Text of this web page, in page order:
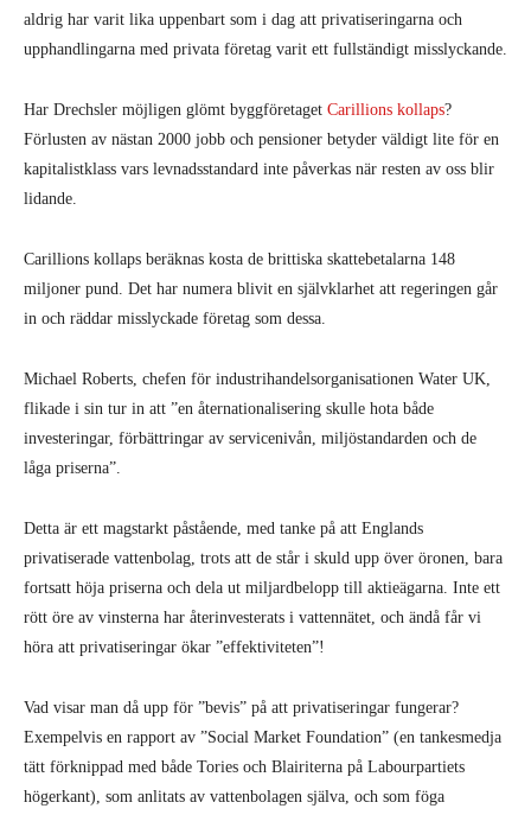
aldrig har varit lika uppenbart som i dag att privatiseringarna och
upphandlingarna med privata företag varit ett fullständigt misslyckande.
Har Drechsler möjligen glömt byggföretaget Carillions kollaps?
Förlusten av nästan 2000 jobb och pensioner betyder väldigt lite för en
kapitalistklass vars levnadsstandard inte påverkas när resten av oss blir
lidande.
Carillions kollaps beräknas kosta de brittiska skattebetalarna 148
miljoner pund. Det har numera blivit en självklarhet att regeringen går
in och räddar misslyckade företag som dessa.
Michael Roberts, chefen för industrihandelsorganisationen Water UK,
flikade i sin tur in att ”en åternationalisering skulle hota både
investeringar, förbättringar av servicenivån, miljöstandarden och de
låga priserna”.
Detta är ett magstarkt påstående, med tanke på att Englands
privatiserade vattenbolag, trots att de står i skuld upp över öronen, bara
fortsatt höja priserna och dela ut miljardbelopp till aktieägarna. Inte ett
rött öre av vinsterna har återinvesterats i vattennätet, och ändå får vi
höra att privatiseringar ökar ”effektiviteten”!
Vad visar man då upp för ”bevis” på att privatiseringar fungerar?
Exempelvis en rapport av ”Social Market Foundation” (en tankesmedja
tätt förknippad med både Tories och Blairiterna på Labourpartiets
högerkant), som anlitats av vattenbolagen själva, och som föga